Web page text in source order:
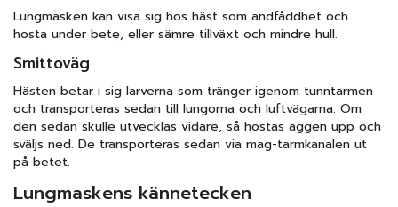
Lungmasken kan visa sig hos häst som andfåddhet och
hosta under bete, eller sämre tillväxt och mindre hull.
Smittoväg
Hästen betar i sig larverna som tränger igenom tunntarmen
och transporteras sedan till lungorna och luftvägarna. Om
den sedan skulle utvecklas vidare, så hostas äggen upp och
sväljs ned. De transporteras sedan via mag-tarmkanalen ut
på betet.
Lungmaskens kännetecken